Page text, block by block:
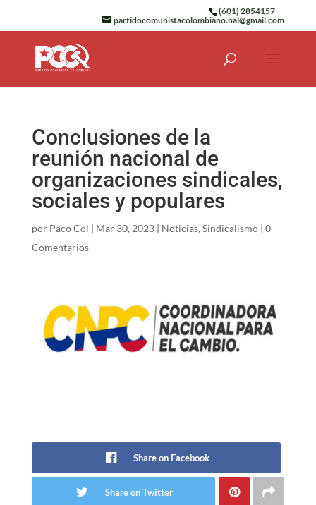
(601) 2854157
partidocomunistacolombiano.nal@gmail.com
Conclusiones de la
reunión nacional de
organizaciones sindicales,
sociales y populares
por Paco Col | Mar 30, 2023| Noticias, Sindicalismo| 0
Comentarios
Share on Facebook
Share on Twitter